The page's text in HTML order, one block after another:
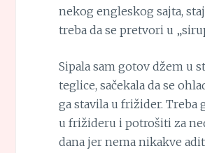
nekog engleskog sajta,
treba da se pretvori u
Sipala sam gotov džem u
teglice, sačekala da se
ga stavila u frižider. Treba
u frižideru i potrošiti za
dana jer nema nikakve